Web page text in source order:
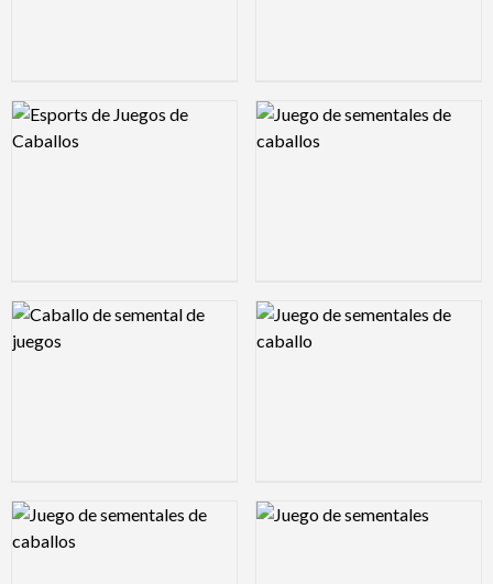
Logo Preview Image Logo Preview Image
Logo Preview Image Logo Preview Image
Logo Preview Image Logo Preview Image